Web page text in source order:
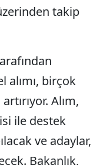
takip
alımı, birçok
Alım,
ile destek
ve adaylar,
Bakanlık,